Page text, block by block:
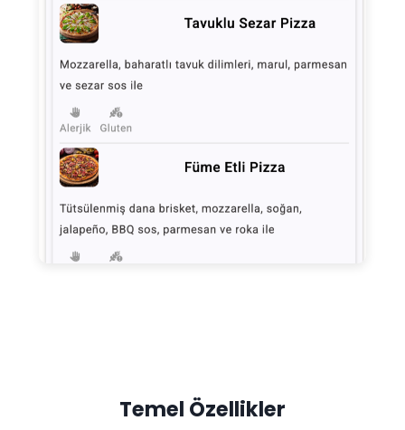
Temel Özellikler